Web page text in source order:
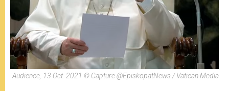
Audience, 13 Oct. 2021 © Capture @EpiskopatNews / Vatican Media